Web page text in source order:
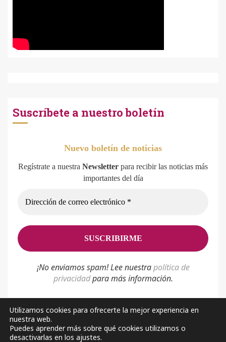
Suscríbete a nuestro boletín
Nuevo boletín de noticias
Regístrate a nuestra Newsletter para recibir las noticias más
importantes del día
¡No enviamos spam! Lee nuestrapolítica de
privacidadpara más información.
Política de privacidad Aviso Legal Sobre nosotros
Utilizamos cookies para ofrecerte la mejor experiencia en
nuestra web.
Puedes aprender más sobre qué cookies utilizamos o
desactivarlas en los ajustes.